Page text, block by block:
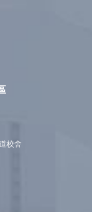
校舍